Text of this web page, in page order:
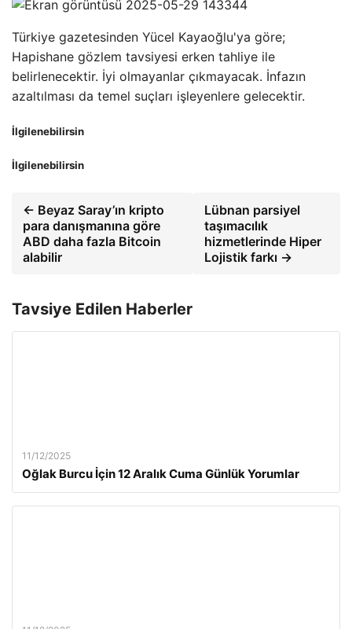
Türkiye gazetesinden Yücel Kayaoğlu'ya göre;
Hapishane gözlem tavsiyesi erken tahliye ile
belirlenecektir. İyi olmayanlar çıkmayacak. İnfazın
azaltılması da temel suçları işleyenlere gelecektir.
İlgilenebilirsin
İlgilenebilirsin
← Beyaz Saray’ın kripto
para danışmanına göre
ABD daha fazla Bitcoin
alabilir
Lübnan parsiyel
taşımacılık
hizmetlerinde Hiper
Lojistik farkı →
Tavsiye Edilen Haberler
11/12/2025
Oğlak Burcu İçin 12 Aralık Cuma Günlük Yorumlar